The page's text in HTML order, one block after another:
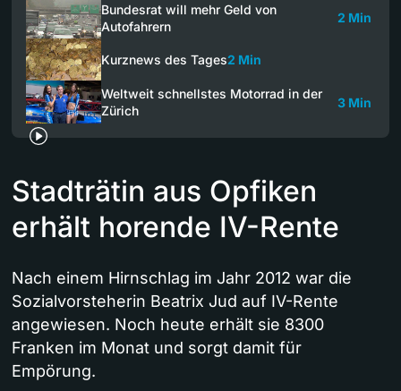
Bundesrat will mehr Geld von
Autofahrern
2 Min
Kurznews des Tages2 Min
Weltweit schnellstes Motorrad in der
Zürich
3 Min
Stadträtin aus Opfiken
erhält horende IV-Rente
Nach einem Hirnschlag im Jahr 2012 war die
Sozialvorsteherin Beatrix Jud auf IV-Rente
angewiesen. Noch heute erhält sie 8300
Franken im Monat und sorgt damit für
Empörung.